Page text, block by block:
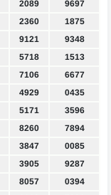
2089
9697
2360
1875
9121
9348
5718
1513
7106
6677
4929
0435
5171
3596
8260
7894
3847
0085
3905
9287
8057
0394